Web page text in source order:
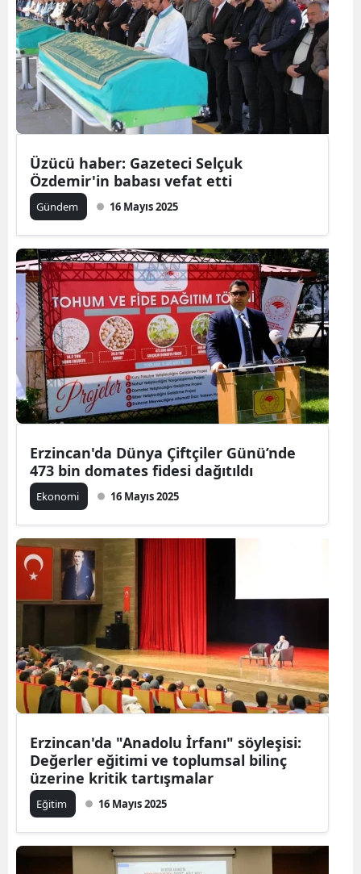
Üzücü haber: Gazeteci Selçuk
Özdemir'in babası vefat etti
Gündem 16 Mayıs 2025
Erzincan'da Dünya Çiftçiler Günü’nde
473 bin domates fidesi dağıtıldı
Ekonomi 16 Mayıs 2025
Erzincan'da "Anadolu İrfanı" söyleşisi:
Değerler eğitimi ve toplumsal bilinç
üzerine kritik tartışmalar
Eğitim 16 Mayıs 2025